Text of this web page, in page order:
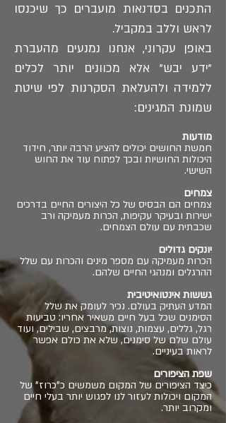
התכנים בסדנאות מועברים כך שיכנסו
לראש וללב במקביל.
באופן עקרוני, אנחנו נמנעים מהעברת
"ידע יבש" אלא מכוונים יותר לכלים
ללמידה ולהעלאת הסקרנות לפי שיטת
שמונת המגינים:
מודעות
חמשת החושים יכולים להציע הרבה יותר, חידוד
היכולות החושיות ובכך לפתוח עוד את החוש
השישי.
צמחים
צמחים הם הבסיס של כל היצורים החיים בדרכים
ישירות ובעיקר עקיפות, הכרות מעמיקה ורב
שכבתית עם עולם הצמחים.
יונקים גדולים
הכרות מעמיקה עם מספר מינים והכרות עם שלל
ההרגלים ומנהגי החיים שלהם.
גששות אינטואיטיבית
המדע העתיק בעולם. נכיר לעומק את שלל
הסימנים שכל בעל חיים משאיר אחריו: טביעות
רגל, גללים, עצמות, נוצות, מרבצים, שבילים, ועוד
עולם שלם של סימנים, שלא את כולם אפשר
לראות בעיניים.
שפת הציפורים
כיצד הציפורים של המקום משמשים כ"כרוז" של
המקום ויכולות לעזור לנו לפגוש יותר בעלי חיים
ומקרוב יותר.